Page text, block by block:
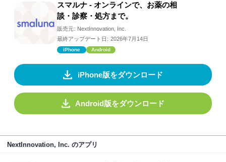
スマルナ - オンラインで、お薬の相
談・診察・処方まで。
販売元: NextInnovation, Inc.
最終アップデート日: 2026年7月14日
iPhone Android
iPhone版をダウンロード
Android版をダウンロード
NextInnovation, Inc. のアプリ